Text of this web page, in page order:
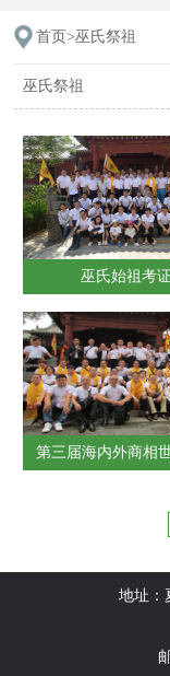
首页>巫氏祭祖
巫氏祭祖
巫氏始祖考证
地址：